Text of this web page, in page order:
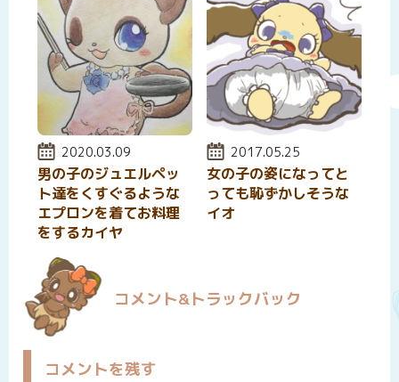
投稿日:
2020.03.09
男の子のジュエルペッ
ト達をくすぐるような
エプロンを着てお料理
をするカイヤ
投稿日:
2017.05.25
女の子の姿になってと
っても恥ずかしそうな
イオ
コメント&トラックバック
コメントを残す